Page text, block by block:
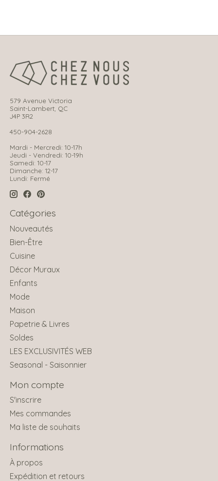
579 Avenue Victoria
Saint-Lambert, QC
J4P 3R2
450-904-2628
Mardi - Mercredi: 10-17h
Jeudi - Vendredi: 10-19h
Samedi: 10-17
Dimanche: 12-17
Lundi: Fermé
Catégories
Nouveautés
Bien-Être
Cuisine
Décor Muraux
Enfants
Mode
Maison
Papetrie & Livres
Soldes
LES EXCLUSIVITÉS WEB
Seasonal - Saisonnier
Mon compte
S'inscrire
Mes commandes
Ma liste de souhaits
Informations
À propos
Expédition et retours